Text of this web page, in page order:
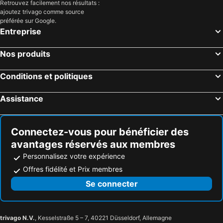
Aspaki Santorini Luxury And Suites
Pension St.George Rooms & Studios
Kokkinos Villas
HOTEL MOHITERO
Retrouvez facilement nos résultats :
ajoutez trivago comme source
préférée sur Google.
Entreprise
Nos produits
Conditions et politiques
Assistance
Connectez-vous pour bénéficier des
avantages réservés aux membres
Personnalisez votre expérience
Offres fidélité et Prix membres
Se connecter
trivago N.V., Kesselstraße 5 – 7, 40221 Düsseldorf, Allemagne